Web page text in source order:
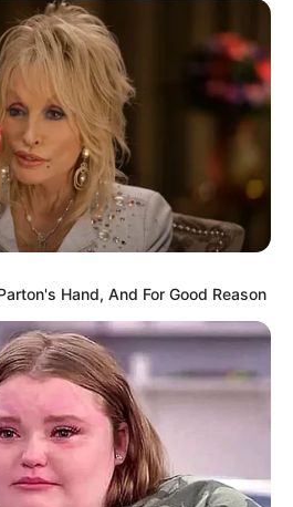
de café e tampe a panela
a mistura descansar e
ou 10 minutos.
Hand, And For Good Reason